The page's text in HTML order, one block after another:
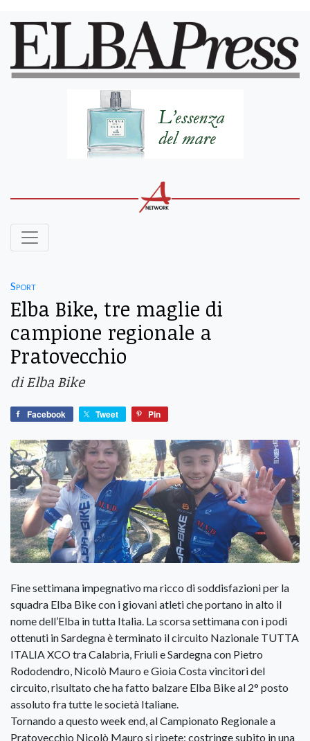
Sport
Elba Bike, tre maglie di
campione regionale a
Pratovecchio
di Elba Bike
Facebook Tweet Pin
Fine settimana impegnativo ma ricco di soddisfazioni per la
squadra Elba Bike con i giovani atleti che portano in alto il
nome dell’Elba in tutta Italia. La scorsa settimana con i podi
ottenuti in Sardegna è terminato il circuito Nazionale TUTTA
ITALIA XCO tra Calabria, Friuli e Sardegna con Pietro
Rododendro, Nicolò Mauro e Gioia Costa vincitori del
circuito, risultato che ha fatto balzare Elba Bike al 2° posto
assoluto fra tutte le società Italiane.
Tornando a questo week end, al Campionato Regionale a
Pratovecchio Nicolò Mauro si ripete: costringe subito in una